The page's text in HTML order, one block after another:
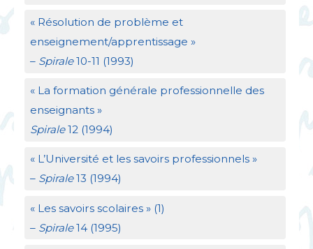
« Résolution de problème et
enseignement/apprentissage »
– Spirale10-11 (1993)
« La formation générale professionnelle des
enseignants »
Spirale12 (1994)
« L’Université et les savoirs professionnels »
– Spirale13 (1994)
« Les savoirs scolaires » (1)
– Spirale14 (1995)